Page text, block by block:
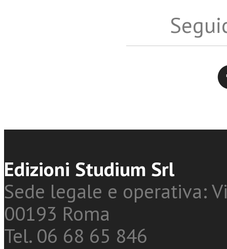
Edizioni Studium Srl
Sede legale e operativa:
00193 Roma
Tel. 06 68 65 846